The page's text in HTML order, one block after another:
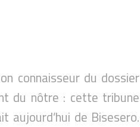
connaisseur du dossier
du nôtre : cette tribune
aujourd’hui de Bisesero.